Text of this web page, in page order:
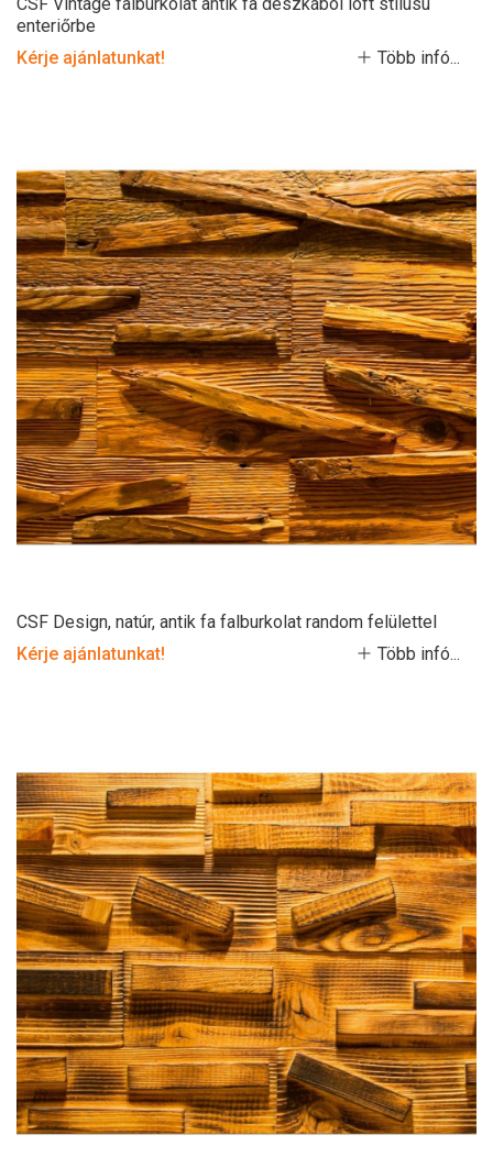
enteriőrbe
Kérje ajánlatunkat!
Több infó...
CSF Design, natúr, antik fa falburkolat random felülettel
Kérje ajánlatunkat!
Több infó...